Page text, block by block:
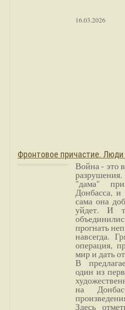
16.03.2026
Фронтовое причастие. Люди
Война - это
разрушения.
"дама"
Донбасса, и
сама она
уйдет. И
прогнать
навсегда.
операция,
мир и дать
В
один из
на
Здесь